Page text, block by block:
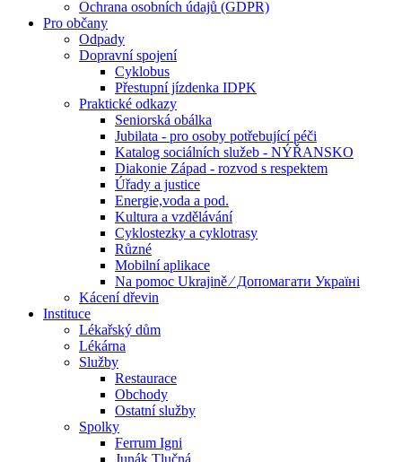
Ochrana osobních údajů (GDPR)
Pro občany
Odpady
Dopravní spojení
Cyklobus
Přestupní jízdenka IDPK
Praktické odkazy
Seniorská obálka
Jubilata - pro osoby potřebující péči
Katalog sociálních služeb - NÝŘANSKO
Diakonie Západ - rozvod s respektem
Úřady a justice
Energie,voda a pod.
Kultura a vzdělávání
Cyklostezky a cyklotrasy
Různé
Mobilní aplikace
Na pomoc Ukrajině ⁄ Допомагати Україні
Kácení dřevin
Instituce
Lékařský dům
Lékárna
Služby
Restaurace
Obchody
Ostatní služby
Spolky
Ferrum Igni
Junák Tlučná